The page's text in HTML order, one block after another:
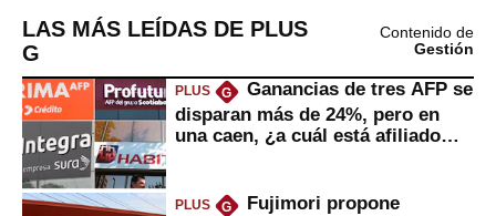
LAS MÁS LEÍDAS DE PLUS
G
Contenido de
Gestión
PLUS G
Ganancias de tres AFP se
disparan más de 24%, pero en
una caen, ¿a cuál está afiliado
PLUS G
Fujimori propone